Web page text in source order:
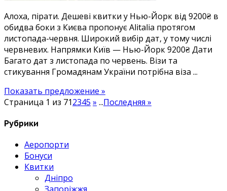
9200₴.
Є
літо!
Алоха, пірати. Дешеві квитки у Нью-Йорк від 9200₴ в
обидва боки з Києва пропонує Alitalia протягом
листопада-червня. Широкий вибір дат, у тому числі
червневих. Напрямки Київ — Нью-Йорк 9200₴ Дати
Багато дат з листопада по червень. Візи та
стикування Громадянам України потрібна віза ...
Показать предложение »
Страница 1 из 712345 » ...Последняя »
Рубрики
Аеропорти
Бонуси
Квитки
Дніпро